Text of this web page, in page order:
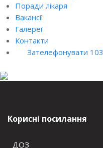
Поради лікаря
Вакансії
Галереї
Контакти
Зателефонувати 103
Корисні посилання
ДОЗ